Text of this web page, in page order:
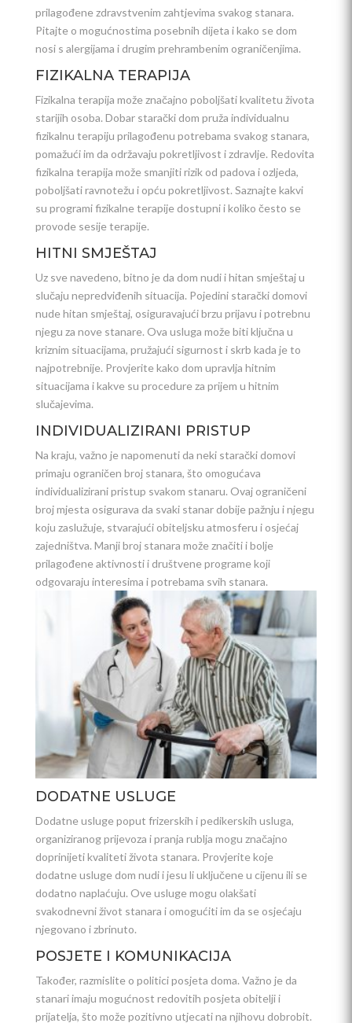
prilagođene zdravstvenim zahtjevima svakog stanara.
Pitajte o mogućnostima posebnih dijeta i kako se dom
nosi s alergijama i drugim prehrambenim ograničenjima.
FIZIKALNA TERAPIJA
Fizikalna terapija može značajno poboljšati kvalitetu života
starijih osoba. Dobar starački dom pruža individualnu
fizikalnu terapiju prilagođenu potrebama svakog stanara,
pomažući im da održavaju pokretljivost i zdravlje. Redovita
fizikalna terapija može smanjiti rizik od padova i ozljeda,
poboljšati ravnotežu i opću pokretljivost. Saznajte kakvi
su programi fizikalne terapije dostupni i koliko često se
provode sesije terapije.
HITNI SMJEŠTAJ
Uz sve navedeno, bitno je da dom nudi i hitan smještaj u
slučaju nepredviđenih situacija. Pojedini starački domovi
nude hitan smještaj, osiguravajući brzu prijavu i potrebnu
njegu za nove stanare. Ova usluga može biti ključna u
kriznim situacijama, pružajući sigurnost i skrb kada je to
najpotrebnije. Provjerite kako dom upravlja hitnim
situacijama i kakve su procedure za prijem u hitnim
slučajevima.
INDIVIDUALIZIRANI PRISTUP
Na kraju, važno je napomenuti da neki starački domovi
primaju ograničen broj stanara, što omogućava
individualizirani pristup svakom stanaru. Ovaj ograničeni
broj mjesta osigurava da svaki stanar dobije pažnju i njegu
koju zaslužuje, stvarajući obiteljsku atmosferu i osjećaj
zajedništva. Manji broj stanara može značiti i bolje
prilagođene aktivnosti i društvene programe koji
odgovaraju interesima i potrebama svih stanara.
DODATNE USLUGE
Dodatne usluge poput frizerskih i pedikerskih usluga,
organiziranog prijevoza i pranja rublja mogu značajno
doprinijeti kvaliteti života stanara. Provjerite koje
dodatne usluge dom nudi i jesu li uključene u cijenu ili se
dodatno naplaćuju. Ove usluge mogu olakšati
svakodnevni život stanara i omogućiti im da se osjećaju
njegovano i zbrinuto.
POSJETE I KOMUNIKACIJA
Također, razmislite o politici posjeta doma. Važno je da
stanari imaju mogućnost redovitih posjeta obitelji i
prijatelja, što može pozitivno utjecati na njihovu dobrobit.